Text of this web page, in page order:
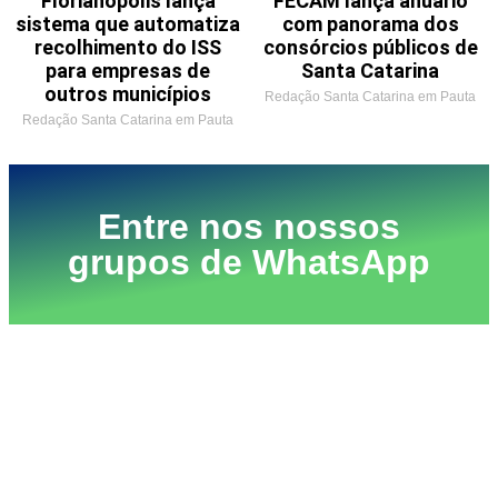
sistema que automatiza
recolhimento do ISS
para empresas de
outros municípios
Redação Santa Catarina em Pauta
com panorama dos
consórcios públicos de
Santa Catarina
Redação Santa Catarina em Pauta
Entre nos nossos
grupos de WhatsApp